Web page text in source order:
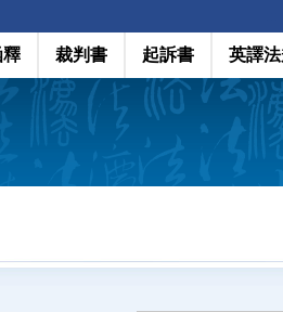
釋 裁判書 起訴書 英譯